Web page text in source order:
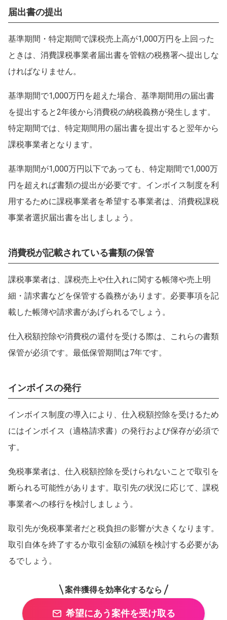
届出書の提出
基準期間・特定期間で課税売上高が1,000万円を上回った
ときは、消費課税事業者届出書を管轄の税務署へ提出しな
ければなりません。
基準期間で1,000万円を超えた場合、基準期間用の届出書
を提出すると2年後から消費税の納税義務が発生します。
特定期間では、特定期間用の届出書を提出すると翌年から
課税事業者となります。
基準期間が1,000万円以下であっても、特定期間で1,000万
円を超えれば書類の提出が必要です。インボイス制度を利
用するために課税事業者を希望する事業者は、消費税課税
事業者選択届出書を出しましょう。
消費税が記載されている書類の保管
課税事業者は、課税売上や仕入れに関する帳簿や売上明
細・請求書などを保管する義務があります。必要事項を記
載した帳簿や請求書があげられるでしょう。
仕入税額控除や消費税の還付を受ける際は、これらの書類
保管が必須です。最低保管期間は7年です。
インボイスの発行
インボイス制度の導入により、仕入税額控除を受けるため
にはインボイス（適格請求書）の発行および保存が必須で
す。
免税事業者は、仕入税額控除を受けられないことで取引を
断られる可能性があります。取引先の状況に応じて、課税
事業者への移行を検討しましょう。
取引先が免税事業者だと税負担の影響が大きくなります。
取引自体を終了するか取引金額の減額を検討する必要があ
るでしょう。
案件獲得を効率化するなら
希望にあう案件を受け取る